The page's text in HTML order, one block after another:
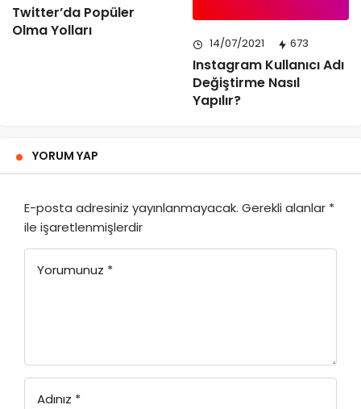
Twitter’da Popüler
Olma Yolları
14/07/2021 673
Instagram Kullanıcı Adı
Değiştirme Nasıl
Yapılır?
YORUM YAP
E-posta adresiniz yayınlanmayacak. Gerekli alanlar *
ile işaretlenmişlerdir
Yorumunuz *
Adınız *